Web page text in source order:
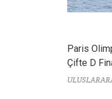
Paris
Çifte D